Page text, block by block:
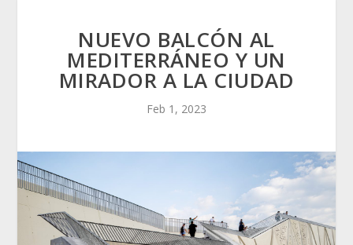
NUEVO BALCÓN AL
MEDITERRÁNEO Y UN
MIRADOR A LA CIUDAD
Feb 1, 2023